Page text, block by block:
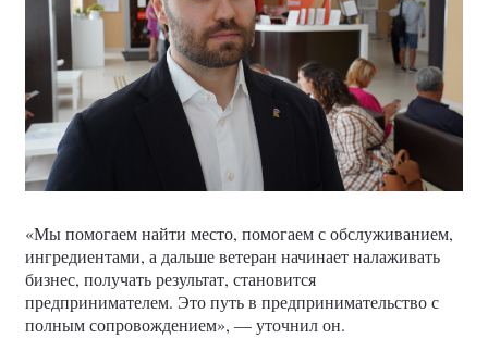
«Мы помогаем найти место, помогаем с обслуживанием,
ингредиентами, а дальше ветеран начинает налаживать
бизнес, получать результат, становится
предпринимателем. Это путь в предпринимательство с
полным сопровождением», — уточнил он.